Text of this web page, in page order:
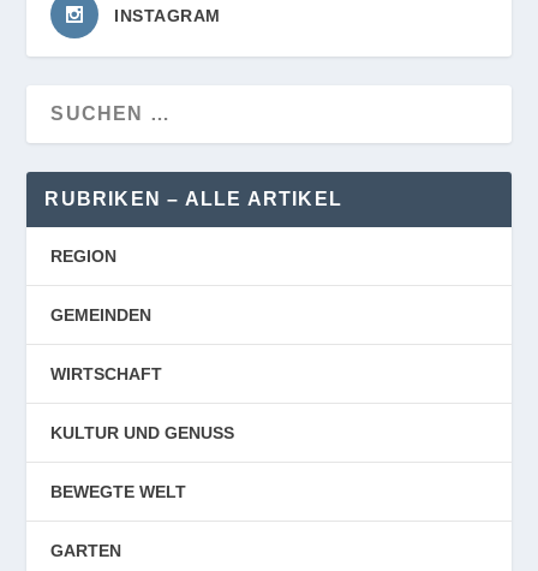
INSTAGRAM
RUBRIKEN – ALLE ARTIKEL
REGION
GEMEINDEN
WIRTSCHAFT
KULTUR UND GENUSS
BEWEGTE WELT
GARTEN